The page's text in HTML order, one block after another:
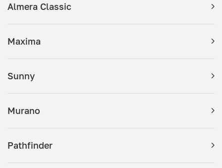
Almera Classic
Maxima
Sunny
Murano
Pathfinder